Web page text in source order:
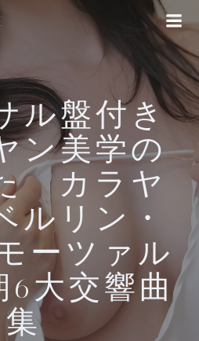
ツ
へ
ス
キ
ッ
プ
ル盤付き
ン美学の
カラヤ
ルリン・
ーツァル
6大交響曲
集